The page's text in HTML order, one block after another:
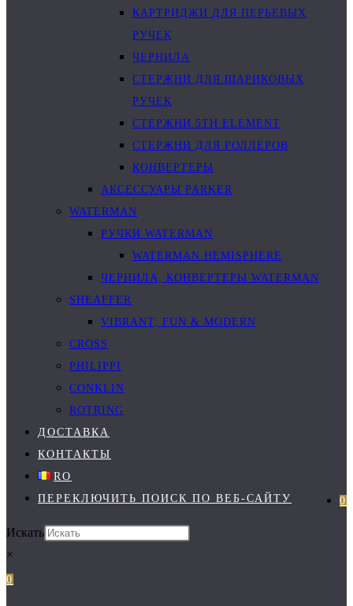
КАРТРИДЖИ ДЛЯ ПЕРЬЕВЫХ
РУЧЕК
ЧЕРНИЛА
СТЕРЖНИ ДЛЯ ШАРИКОВЫХ
РУЧЕК
СТЕРЖНИ 5TH ELEMENT
СТЕРЖНИ ДЛЯ РОЛЛЕРОВ
КОНВЕРТЕРЫ
АКСЕССУАРЫ PARKER
WATERMAN
РУЧКИ WATERMAN
WATERMAN HEMISPHERE
ЧЕРНИЛА, КОНВЕРТЕРЫ WATERMAN
SHEAFFER
VIBRANT, FUN & MODERN
CROSS
PHILIPPI
CONKLIN
ROTRING
ДОСТАВКА
КОНТАКТЫ
RO
0
ПЕРЕКЛЮЧИТЬ ПОИСК ПО ВЕБ-САЙТУ
Искать
×
0